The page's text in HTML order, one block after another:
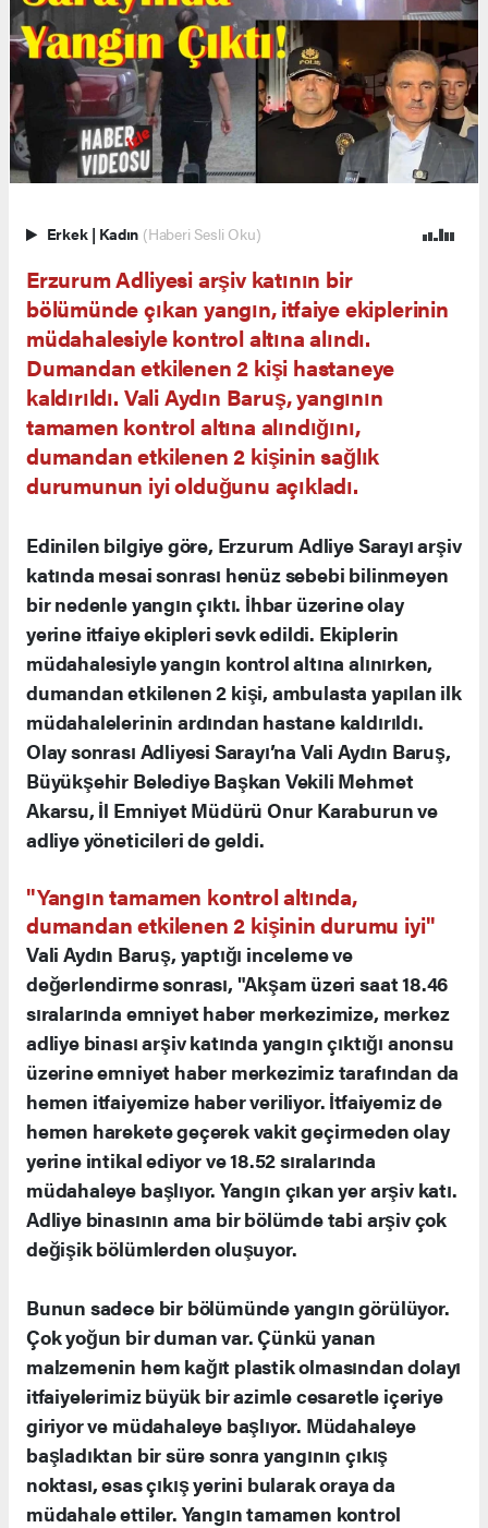
Erkek | Kadın (Haberi Sesli Oku)
Erzurum Adliyesi arşiv katının bir
bölümünde çıkan yangın, itfaiye ekiplerinin
müdahalesiyle kontrol altına alındı.
Dumandan etkilenen 2 kişi hastaneye
kaldırıldı. Vali Aydın Baruş, yangının
tamamen kontrol altına alındığını,
dumandan etkilenen 2 kişinin sağlık
durumunun iyi olduğunu açıkladı.
Edinilen bilgiye göre, Erzurum Adliye Sarayı arşiv
katında mesai sonrası henüz sebebi bilinmeyen
bir nedenle yangın çıktı. İhbar üzerine olay
yerine itfaiye ekipleri sevk edildi. Ekiplerin
müdahalesiyle yangın kontrol altına alınırken,
dumandan etkilenen 2 kişi, ambulasta yapılan ilk
müdahalelerinin ardından hastane kaldırıldı.
Olay sonrası Adliyesi Sarayı’na Vali Aydın Baruş,
Büyükşehir Belediye Başkan Vekili Mehmet
Akarsu, İl Emniyet Müdürü Onur Karaburun ve
adliye yöneticileri de geldi.
"Yangın tamamen kontrol altında,
dumandan etkilenen 2 kişinin durumu iyi"
Vali Aydın Baruş, yaptığı inceleme ve
değerlendirme sonrası, "Akşam üzeri saat 18.46
sıralarında emniyet haber merkezimize, merkez
adliye binası arşiv katında yangın çıktığı anonsu
üzerine emniyet haber merkezimiz tarafından da
hemen itfaiyemize haber veriliyor. İtfaiyemiz de
hemen harekete geçerek vakit geçirmeden olay
yerine intikal ediyor ve 18.52 sıralarında
müdahaleye başlıyor. Yangın çıkan yer arşiv katı.
Adliye binasının ama bir bölümde tabi arşiv çok
değişik bölümlerden oluşuyor.
Bunun sadece bir bölümünde yangın görülüyor.
Çok yoğun bir duman var. Çünkü yanan
malzemenin hem kağıt plastik olmasından dolayı
itfaiyelerimiz büyük bir azimle cesaretle içeriye
giriyor ve müdahaleye başlıyor. Müdahaleye
başladıktan bir süre sonra yangının çıkış
noktası, esas çıkış yerini bularak oraya da
müdahale ettiler. Yangın tamamen kontrol